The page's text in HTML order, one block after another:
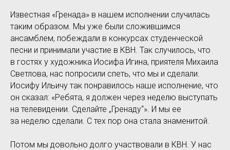
Известная «Гренада» в нашем исполнении случилась
таким образом. Мы уже были сложившимся
ансамблем, побеждали в конкурсах студенческой
песни и принимали участие в КВН. Так случилось, что
в гостях у художника Иосифа Игина, приятеля Михаила
Светлова, нас попросили спеть, что мы и сделали.
Иосифу Ильичу так понравилось наше исполнение, что
он сказал: «Ребята, я должен через неделю выступать
на телевидении. Сделайте „Гренаду“». И мы ее
за неделю сделали. С тех пор она стала знаменитой.
Потом мы довольно долго участвовали в КВН. У нас